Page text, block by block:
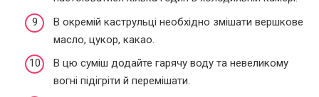
В окремій каструльці необхідно змішати вершкове
масло, цукор, какао.
В цю суміш додайте гарячу воду та невеликому
вогні підігріти й перемішати.